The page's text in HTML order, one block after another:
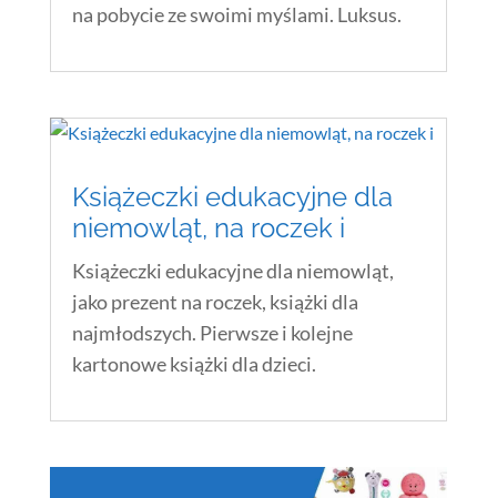
na pobycie ze swoimi myślami. Luksus.
Książeczki edukacyjne dla
niemowląt, na roczek i
Książeczki edukacyjne dla niemowląt,
jako prezent na roczek, książki dla
najmłodszych. Pierwsze i kolejne
kartonowe książki dla dzieci.